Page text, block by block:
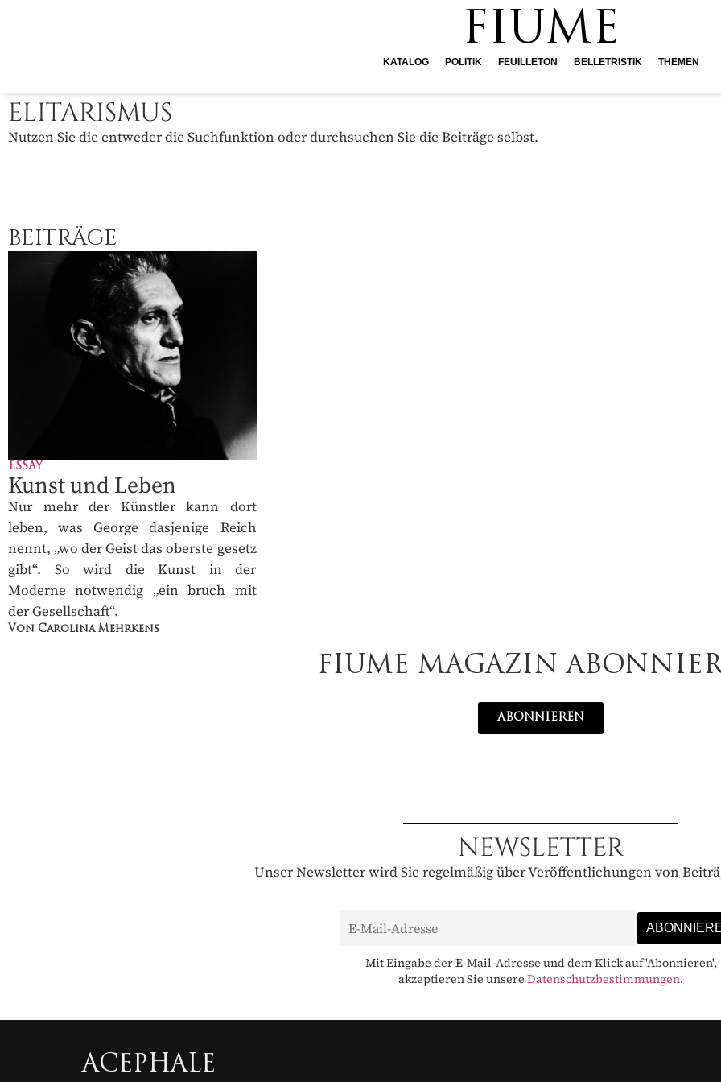
FIUME
KATALOG POLITIK FEUILLETON BELLETRISTIK THEMEN
ELITARISMUS
Nutzen Sie die entweder die Suchfunktion oder durchsuchen Sie die Beiträge selbst.
BEITRÄGE
ESSAY
Kunst und Leben
Nur mehr der Künstler kann dort
leben, was George dasjenige Reich
nennt, „wo der Geist das oberste gesetz
gibt“. So wird die Kunst in der
Moderne notwendig „ein bruch mit
der Gesellschaft“.
Von Carolina Mehrkens
FIUME MAGAZIN
ABONNIEREN
NEWSLETTER
Unser Newsletter wird Sie regelmäßig über Veröffentlichungen von
Mit Eingabe der E-Mail-Adresse und dem Klick auf 'Abonnieren',
akzeptieren Sie unsere Datenschutzbestimmungen.
ACEPHALE